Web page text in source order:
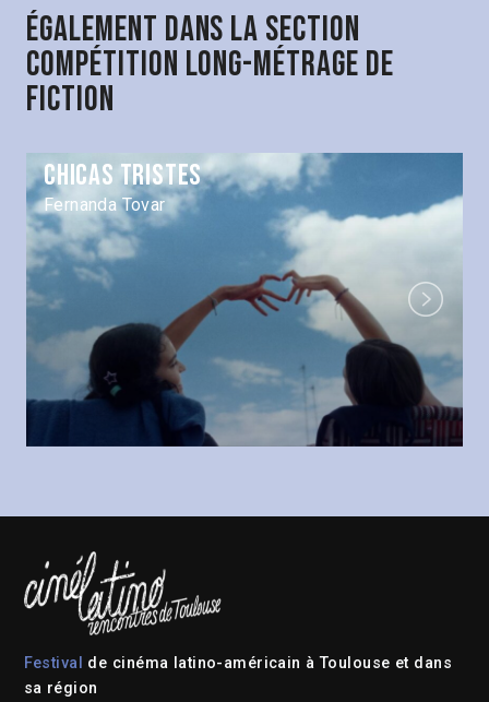
Également dans la section
Compétition Long-métrage de
fiction
Chicas tristes
Fernanda Tovar
Next
Festival de cinéma latino-américain à Toulouse et dans
sa région